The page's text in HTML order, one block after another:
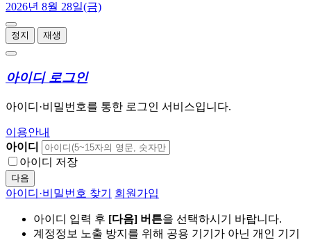
정지 재생
아이디 로그인
아이디·비밀번호를 통한 로그인 서비스입니다.
이용안내
아이디
아이디 저장
다음
아이디·비밀번호 찾기 회원가입
아이디 입력 후 [다음] 버튼을 선택하시기 바랍니다.
계정정보 노출 방지를 위해 공용 기기가 아닌 개인 기기